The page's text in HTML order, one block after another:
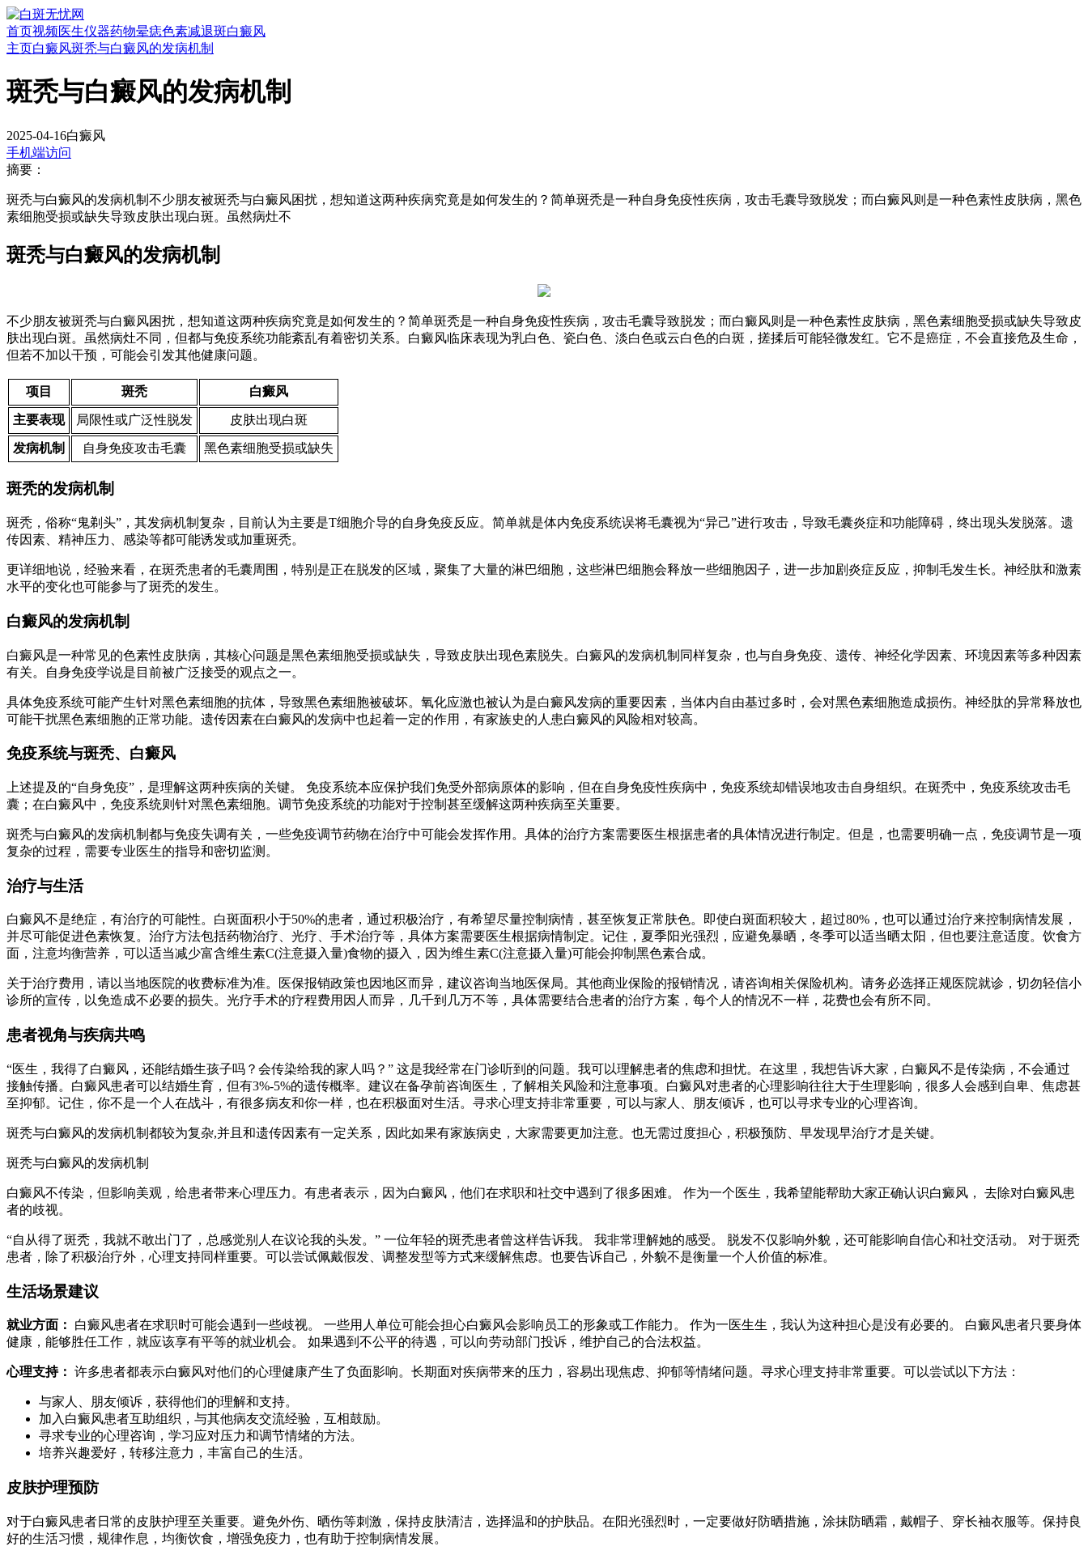
首页视频医生仪器药物晕痣色素减退斑白癜风
主页白癜风斑秃与白癜风的发病机制
斑秃与白癜风的发病机制
2025-04-16白癜风
手机端访问
摘要：
斑秃与白癜风的发病机制不少朋友被斑秃与白癜风困扰，想知道这两种疾病究竟是如何发生的？简单斑秃是一种自身免疫性疾病，攻击毛囊导致脱发；而白癜风则是一种色素性皮肤病，黑色
素细胞受损或缺失导致皮肤出现白斑。虽然病灶不
斑秃与白癜风的发病机制
不少朋友被斑秃与白癜风困扰，想知道这两种疾病究竟是如何发生的？简单斑秃是一种自身免疫性疾病，攻击毛囊导致脱发；而白癜风则是一种色素性皮肤病，黑色素细胞受损或缺失导致皮
肤出现白斑。虽然病灶不同，但都与免疫系统功能紊乱有着密切关系。白癜风临床表现为乳白色、瓷白色、淡白色或云白色的白斑，搓揉后可能轻微发红。它不是癌症，不会直接危及生命，
但若不加以干预，可能会引发其他健康问题。
项目 斑秃 白癜风
主要表现 局限性或广泛性脱发 皮肤出现白斑
发病机制 自身免疫攻击毛囊 黑色素细胞受损或缺失
斑秃的发病机制
斑秃，俗称“鬼剃头”，其发病机制复杂，目前认为主要是T细胞介导的自身免疫反应。简单就是体内免疫系统误将毛囊视为“异己”进行攻击，导致毛囊炎症和功能障碍，终出现头发脱落。遗
传因素、精神压力、感染等都可能诱发或加重斑秃。
更详细地说，经验来看，在斑秃患者的毛囊周围，特别是正在脱发的区域，聚集了大量的淋巴细胞，这些淋巴细胞会释放一些细胞因子，进一步加剧炎症反应，抑制毛发生长。神经肽和激素
水平的变化也可能参与了斑秃的发生。
白癜风的发病机制
白癜风是一种常见的色素性皮肤病，其核心问题是黑色素细胞受损或缺失，导致皮肤出现色素脱失。白癜风的发病机制同样复杂，也与自身免疫、遗传、神经化学因素、环境因素等多种因素
有关。自身免疫学说是目前被广泛接受的观点之一。
具体免疫系统可能产生针对黑色素细胞的抗体，导致黑色素细胞被破坏。氧化应激也被认为是白癜风发病的重要因素，当体内自由基过多时，会对黑色素细胞造成损伤。神经肽的异常释放也
可能干扰黑色素细胞的正常功能。遗传因素在白癜风的发病中也起着一定的作用，有家族史的人患白癜风的风险相对较高。
免疫系统与斑秃、白癜风
上述提及的“自身免疫”，是理解这两种疾病的关键。 免疫系统本应保护我们免受外部病原体的影响，但在自身免疫性疾病中，免疫系统却错误地攻击自身组织。在斑秃中，免疫系统攻击毛
囊；在白癜风中，免疫系统则针对黑色素细胞。调节免疫系统的功能对于控制甚至缓解这两种疾病至关重要。
斑秃与白癜风的发病机制都与免疫失调有关，一些免疫调节药物在治疗中可能会发挥作用。具体的治疗方案需要医生根据患者的具体情况进行制定。但是，也需要明确一点，免疫调节是一项
复杂的过程，需要专业医生的指导和密切监测。
治疗与生活
白癜风不是绝症，有治疗的可能性。白斑面积小于50%的患者，通过积极治疗，有希望尽量控制病情，甚至恢复正常肤色。即使白斑面积较大，超过80%，也可以通过治疗来控制病情发展，
并尽可能促进色素恢复。治疗方法包括药物治疗、光疗、手术治疗等，具体方案需要医生根据病情制定。记住，夏季阳光强烈，应避免暴晒，冬季可以适当晒太阳，但也要注意适度。饮食方
面，注意均衡营养，可以适当减少富含维生素C(注意摄入量)食物的摄入，因为维生素C(注意摄入量)可能会抑制黑色素合成。
关于治疗费用，请以当地医院的收费标准为准。医保报销政策也因地区而异，建议咨询当地医保局。其他商业保险的报销情况，请咨询相关保险机构。请务必选择正规医院就诊，切勿轻信小
诊所的宣传，以免造成不必要的损失。光疗手术的疗程费用因人而异，几千到几万不等，具体需要结合患者的治疗方案，每个人的情况不一样，花费也会有所不同。
患者视角与疾病共鸣
“医生，我得了白癜风，还能结婚生孩子吗？会传染给我的家人吗？” 这是我经常在门诊听到的问题。我可以理解患者的焦虑和担忧。在这里，我想告诉大家，白癜风不是传染病，不会通过
接触传播。白癜风患者可以结婚生育，但有3%-5%的遗传概率。建议在备孕前咨询医生，了解相关风险和注意事项。白癜风对患者的心理影响往往大于生理影响，很多人会感到自卑、焦虑甚
至抑郁。记住，你不是一个人在战斗，有很多病友和你一样，也在积极面对生活。寻求心理支持非常重要，可以与家人、朋友倾诉，也可以寻求专业的心理咨询。
斑秃与白癜风的发病机制都较为复杂,并且和遗传因素有一定关系，因此如果有家族病史，大家需要更加注意。也无需过度担心，积极预防、早发现早治疗才是关键。
斑秃与白癜风的发病机制
白癜风不传染，但影响美观，给患者带来心理压力。有患者表示，因为白癜风，他们在求职和社交中遇到了很多困难。 作为一个医生，我希望能帮助大家正确认识白癜风， 去除对白癜风患
者的歧视。
“自从得了斑秃，我就不敢出门了，总感觉别人在议论我的头发。” 一位年轻的斑秃患者曾这样告诉我。 我非常理解她的感受。 脱发不仅影响外貌，还可能影响自信心和社交活动。 对于斑秃
患者，除了积极治疗外，心理支持同样重要。可以尝试佩戴假发、调整发型等方式来缓解焦虑。也要告诉自己，外貌不是衡量一个人价值的标准。
生活场景建议
就业方面：
白癜风患者在求职时可能会遇到一些歧视。 一些用人单位可能会担心白癜风会影响员工的形象或工作能力。 作为一医生生，我认为这种担心是没有必要的。 白癜风患者只要身体
健康，能够胜任工作，就应该享有平等的就业机会。 如果遇到不公平的待遇，可以向劳动部门投诉，维护自己的合法权益。
心理支持： 许多患者都表示白癜风对他们的心理健康产生了负面影响。长期面对疾病带来的压力，容易出现焦虑、抑郁等情绪问题。寻求心理支持非常重要。可以尝试以下方法：
与家人、朋友倾诉，获得他们的理解和支持。
加入白癜风患者互助组织，与其他病友交流经验，互相鼓励。
寻求专业的心理咨询，学习应对压力和调节情绪的方法。
培养兴趣爱好，转移注意力，丰富自己的生活。
皮肤护理预防
对于白癜风患者日常的皮肤护理至关重要。避免外伤、晒伤等刺激，保持皮肤清洁，选择温和的护肤品。在阳光强烈时，一定要做好防晒措施，涂抹防晒霜，戴帽子、穿长袖衣服等。保持良
好的生活习惯，规律作息，均衡饮食，增强免疫力，也有助于控制病情发展。